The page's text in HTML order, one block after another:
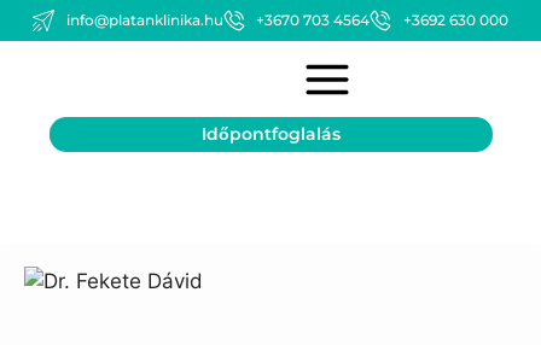
info@platanklinika.hu +3670 703 4564 +3692 630 000
Időpontfoglalás